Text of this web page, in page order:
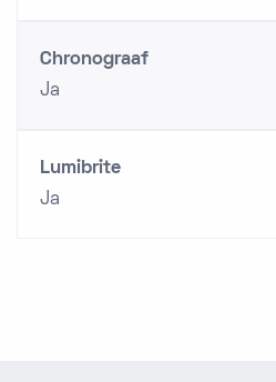
Chronograaf
Ja
Lumibrite
Ja